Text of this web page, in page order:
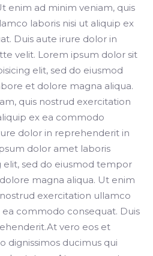
enim ad minim veniam, quis
laboris nisi ut aliquip ex
Duis aute irure dolor in
velit. Lorem ipsum dolor sit
elit, sed do eiusmod
et dolore magna aliqua.
quis nostrud exercitation
ex ea commodo
dolor in reprehenderit in
dolor amet laboris
elit, sed do eiusmod tempor
magna aliqua. Ut enim
exercitation ullamco
ea commodo consequat. Duis
vero eos et
dignissimos ducimus qui